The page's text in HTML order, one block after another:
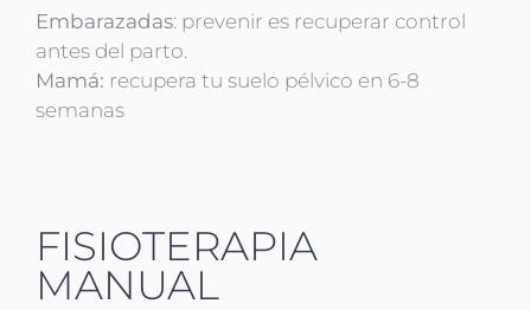
Embarazadas: prevenir es recuperar control
antes del parto.
Mamá: recupera tu suelo pélvico en 6-8
semanas
FISIOTERAPIA
MANUAL